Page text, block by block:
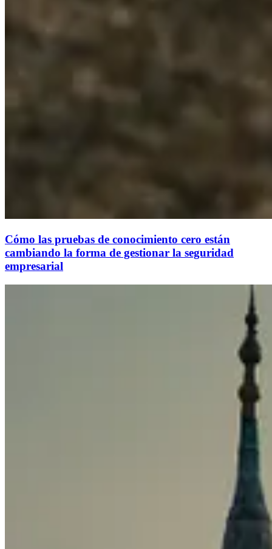
Cómo las pruebas de conocimiento cero están
cambiando la forma de gestionar la seguridad
empresarial